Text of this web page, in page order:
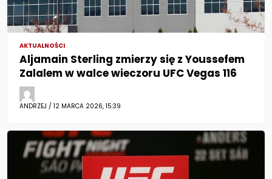
AKTUALNOŚCI
Aljamain Sterling zmierzy się z Youssefem
Zalalem w walce wieczoru UFC Vegas 116
ANDRZEJ / 12 MARCA 2026, 15:39